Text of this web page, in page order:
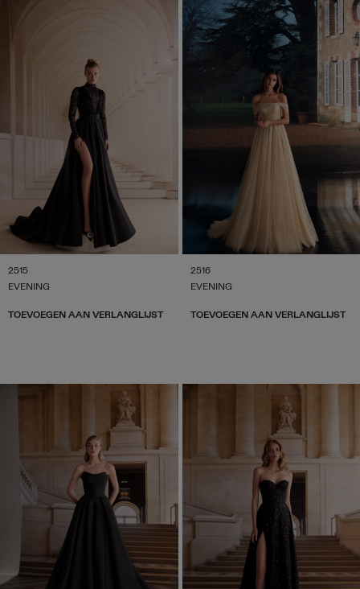
2515
EVENING
TOEVOEGEN AAN VERLANGLIJST
2516
EVENING
TOEVOEGEN AAN VERLANGLIJST